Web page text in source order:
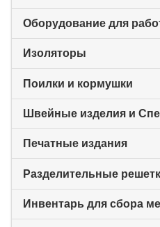
Оборудование для
Изоляторы
Поилки и кормушки
Швейные изделия и
Печатные издания
Разделительные
Инвентарь для сбора